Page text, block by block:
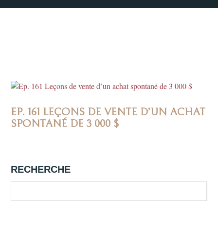
EP. 161 LEÇONS DE VENTE D’UN ACHAT
SPONTANÉ DE 3 000 $
RECHERCHE